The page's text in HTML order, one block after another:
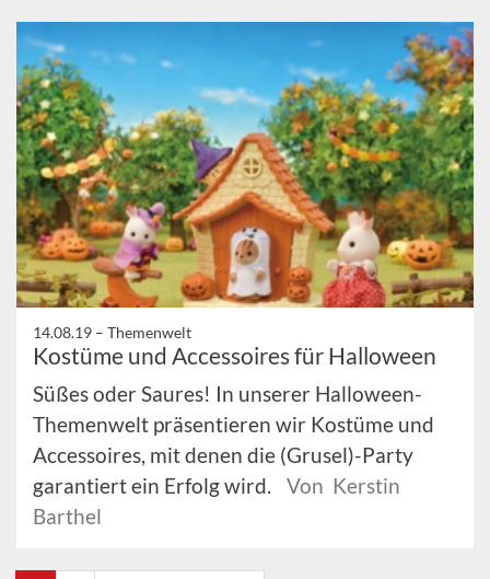
14.08.19 – Themenwelt
Kostüme und Accessoires für Halloween
Süßes oder Saures! In unserer Halloween-
Themenwelt präsentieren wir Kostüme und
Accessoires, mit denen die (Grusel)-Party
garantiert ein Erfolg wird.
Von Kerstin
Barthel